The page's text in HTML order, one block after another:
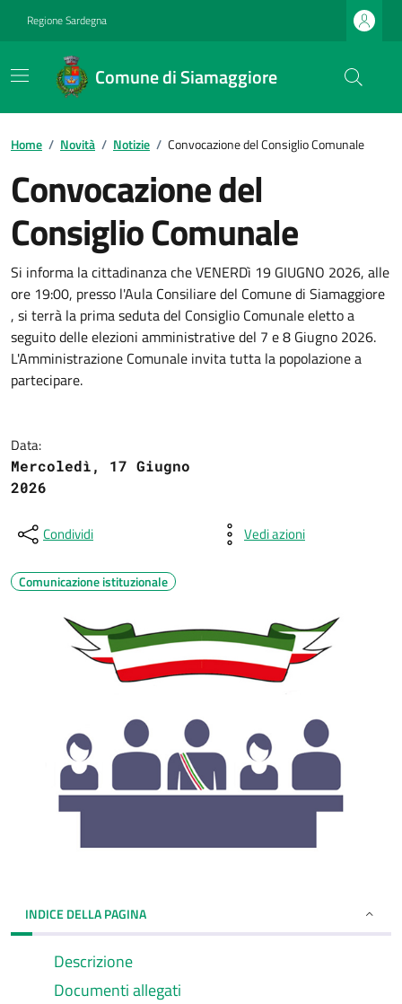
Regione Sardegna
Comune di Siamaggiore
Home / Novità / Notizie / Convocazione del Consiglio Comunale
Convocazione del
Consiglio Comunale
Si informa la cittadinanza che VENERDì 19 GIUGNO 2026, alle
ore 19:00, presso l'Aula Consiliare del Comune di Siamaggiore
, si terrà la prima seduta del Consiglio Comunale eletto a
seguito delle elezioni amministrative del 7 e 8 Giugno 2026.
L'Amministrazione Comunale invita tutta la popolazione a
partecipare.
Data:
Mercoledì, 17 Giugno
2026
Condividi Vedi azioni
Comunicazione istituzionale
INDICE DELLA PAGINA
Descrizione
Documenti allegati